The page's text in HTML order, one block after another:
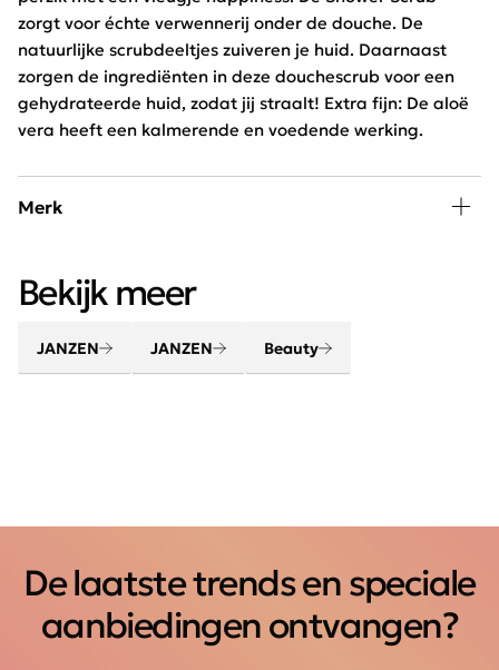
zorgt voor échte verwennerij onder de douche. De
natuurlijke scrubdeeltjes zuiveren je huid. Daarnaast
zorgen de ingrediënten in deze douchescrub voor een
gehydrateerde huid, zodat jij straalt! Extra fijn: De aloë
vera heeft een kalmerende en voedende werking.
Merk
producten van JANZEN. Maak van je huis een thuis met
jouw favoriete huisparfum. Creëer een gevoel van
thuiskomen.
Bekijk meer
JANZEN JANZEN Beauty
De laatste trends en speciale
aanbiedingen ontvangen?